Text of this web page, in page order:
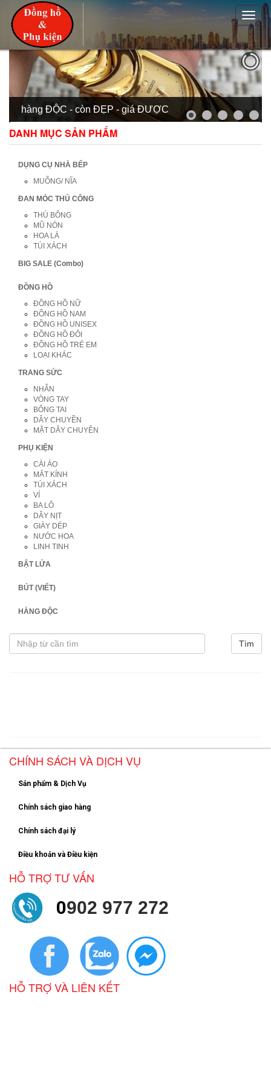
Toggle
hàng ĐỘC - còn ĐẸP - giá ĐƯỢC
DANH MỤC SẢN PHẨM
DỤNG CỤ NHÀ BẾP
MUỖNG/ NĨA
ĐAN MÓC THỦ CÔNG
THÚ BÔNG
MŨ NÓN
HOA LÁ
TÚI XÁCH
BIG SALE (Combo)
ĐỒNG HỒ
ĐỒNG HỒ NỮ
ĐỒNG HỒ NAM
ĐỒNG HỒ UNISEX
ĐỒNG HỒ ĐÔI
ĐỒNG HỒ TRẺ EM
LOẠI KHÁC
TRANG SỨC
NHẪN
VÒNG TAY
BÔNG TAI
DÂY CHUYỀN
MẶT DÂY CHUYỀN
PHỤ KIỆN
CÀI ÁO
MẮT KÍNH
TÚI XÁCH
VÍ
BA LÔ
DÂY NỊT
GIÀY DÉP
NƯỚC HOA
LINH TINH
BẬT LỬA
BÚT (VIẾT)
HÀNG ĐỘC
CHÍNH SÁCH VÀ DỊCH VỤ
Sản phẩm & Dịch Vụ
Chính sách giao hàng
Chính sách đại lý
Điều khoản và Điều kiện
HỖ TRỢ TƯ VẤN
0902 977 272
HỖ TRỢ VÀ LIÊN KẾT